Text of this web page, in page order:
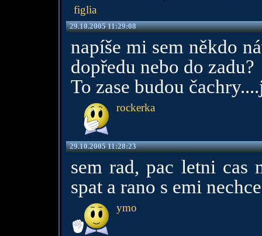
figlia
29.10.2005 11:29:08
napíše mi sem někdo
dopředu nebo do zadu?
To zase budou
rockerka
29.10.2005 11:28:23
sem rad, pac letni cas
spat a rano s emi
ymo